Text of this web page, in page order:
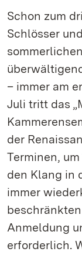
Schon zum
Schlösser
– immer am
Juli tritt das
der
Terminen, um
den Klang in
immer
Anmeldung
erforderlich.